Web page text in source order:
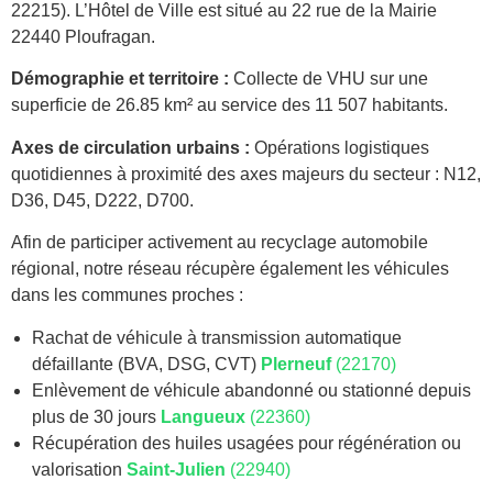
22215). L’Hôtel de Ville est situé au 22 rue de la Mairie
22440 Ploufragan.
Démographie et territoire : Collecte de VHU sur une
superficie de 26.85 km² au service des 11 507 habitants.
Axes de circulation urbains : Opérations logistiques
quotidiennes à proximité des axes majeurs du secteur : N12,
D36, D45, D222, D700.
Afin de participer activement au recyclage automobile
régional, notre réseau récupère également les véhicules
dans les communes proches :
Rachat de véhicule à transmission automatique
défaillante (BVA, DSG, CVT) Plerneuf (22170)
Enlèvement de véhicule abandonné ou stationné depuis
plus de 30 jours Langueux (22360)
Récupération des huiles usagées pour régénération ou
valorisation Saint-Julien (22940)